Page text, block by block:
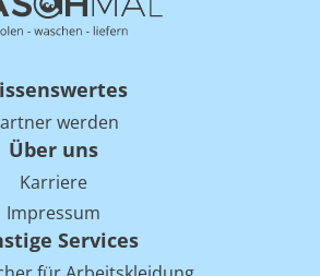
werden
Über uns
Karriere
Impressum
Services